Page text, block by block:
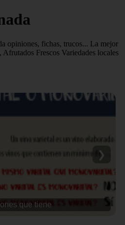
opiniones, fichas, trucos... La mejor
Afrutados Frescos Variedades locales
que tiene
❯